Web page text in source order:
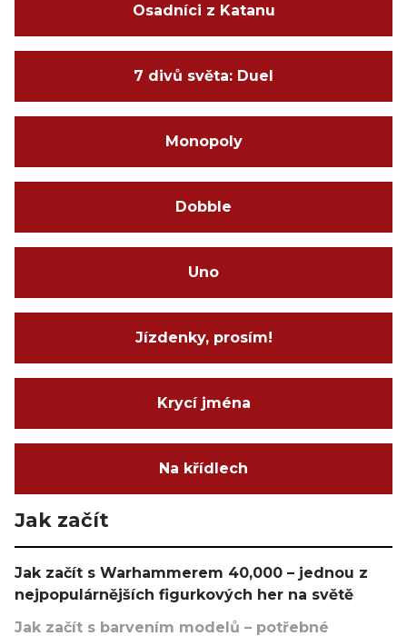
Osadníci z Katanu
7 divů světa: Duel
Monopoly
Dobble
Uno
Jízdenky, prosím!
Krycí jména
Na křídlech
Jak začít
Jak začít s Warhammerem 40,000 – jednou z
nejpopulárnějších figurkových her na světě
Jak začít s barvením modelů – potřebné